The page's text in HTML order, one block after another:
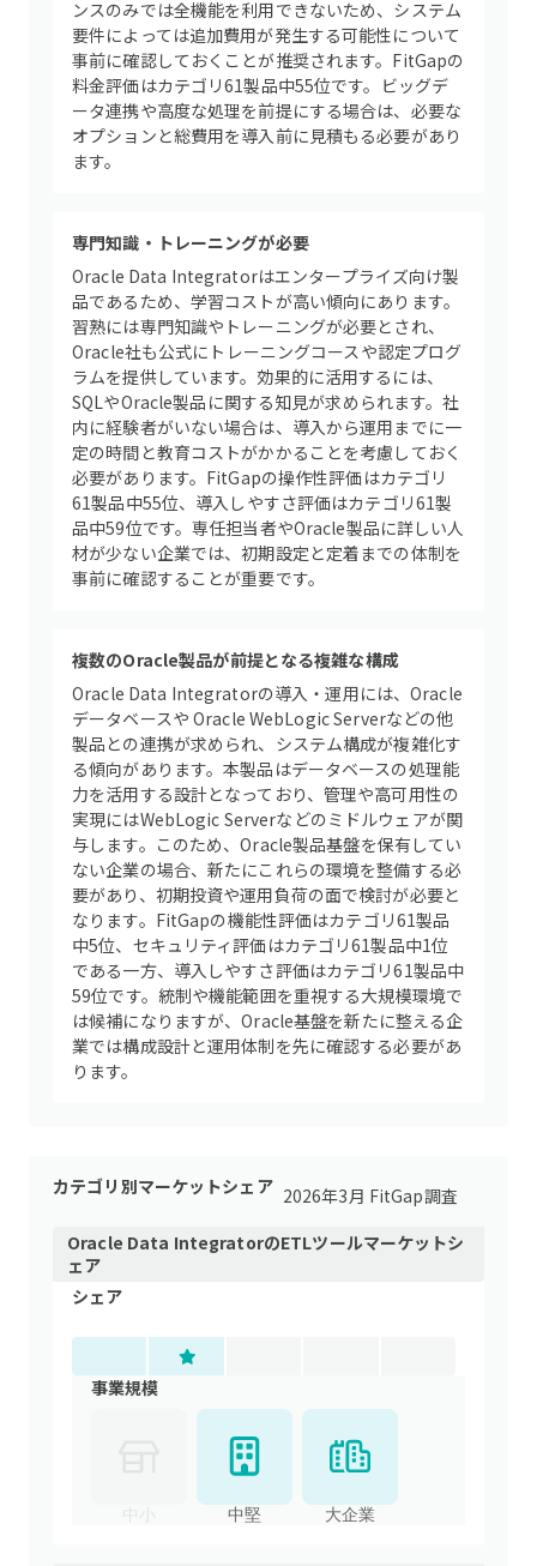
ンスのみでは全機能を利用できないため、システム
要件によっては追加費用が発生する可能性について
事前に確認しておくことが推奨されます。FitGapの
料金評価はカテゴリ61製品中55位です。ビッグデ
ータ連携や高度な処理を前提にする場合は、必要な
オプションと総費用を導入前に見積もる必要があり
ます。
専門知識・トレーニングが必要
Oracle Data Integratorはエンタープライズ向け製
品であるため、学習コストが高い傾向にあります。
習熟には専門知識やトレーニングが必要とされ、
Oracle社も公式にトレーニングコースや認定プログ
ラムを提供しています。効果的に活用するには、
SQLやOracle製品に関する知見が求められます。社
内に経験者がいない場合は、導入から運用までに一
定の時間と教育コストがかかることを考慮しておく
必要があります。FitGapの操作性評価はカテゴリ
61製品中55位、導入しやすさ評価はカテゴリ61製
品中59位です。専任担当者やOracle製品に詳しい人
材が少ない企業では、初期設定と定着までの体制を
事前に確認することが重要です。
複数のOracle製品が前提となる複雑な構成
Oracle Data Integratorの導入・運用には、Oracle
データベースや Oracle WebLogic Serverなどの他
製品との連携が求められ、システム構成が複雑化す
る傾向があります。本製品はデータベースの処理能
力を活用する設計となっており、管理や高可用性の
実現にはWebLogic Serverなどのミドルウェアが関
与します。このため、Oracle製品基盤を保有してい
ない企業の場合、新たにこれらの環境を整備する必
要があり、初期投資や運用負荷の面で検討が必要と
なります。FitGapの機能性評価はカテゴリ61製品
中5位、セキュリティ評価はカテゴリ61製品中1位
である一方、導入しやすさ評価はカテゴリ61製品中
59位です。統制や機能範囲を重視する大規模環境で
は候補になりますが、Oracle基盤を新たに整える企
業では構成設計と運用体制を先に確認する必要があ
ります。
カテゴリ別マーケットシェア 2026年3月 FitGap調査
Oracle Data IntegratorのETLツールマーケットシ
ェア
シェア
事業規模
中堅 大企業